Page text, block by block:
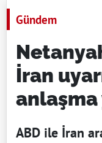
Gündem
İran
ABD ile İran